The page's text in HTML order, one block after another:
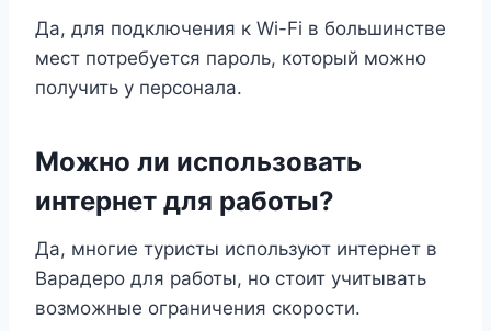
Да, для подключения к Wi-Fi в большинстве
мест потребуется пароль, который можно
получить у персонала.
Можно ли использовать
интернет для работы?
Да, многие туристы используют интернет в
Варадеро для работы, но стоит учитывать
возможные ограничения скорости.